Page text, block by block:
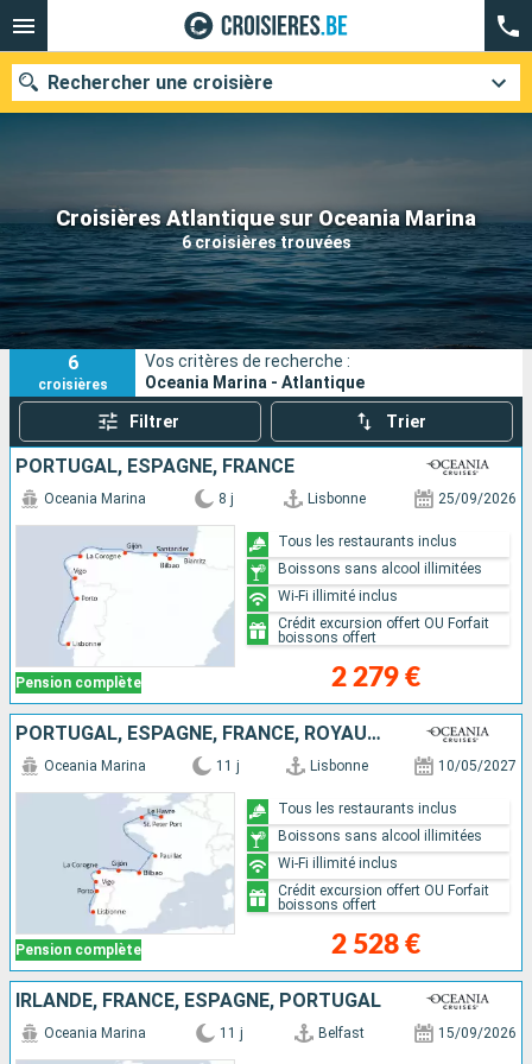
Croisières Atlantique sur Oceania Marina
6 croisières trouvées
Rechercher une croisière
Nos destinations
Mois de départ
Ports Compagnies
Rechercher
6
croisières
Vos critères de recherche :
Oceania Marina - Atlantique
Filtrer Trier
PORTUGAL, ESPAGNE, FRANCE
Pension complète
Oceania Marina 8 j Lisbonne 25/09/2026
2 279 €
Tous les restaurants inclus
Boissons sans alcool illimitées
Wi-Fi illimité inclus
Crédit excursion offert OU Forfait
boissons offert
PORTUGAL, ESPAGNE, FRANCE, ROYAUME-UNI
Pension complète
Oceania Marina 11 j Lisbonne 10/05/2027
2 528 €
Tous les restaurants inclus
Boissons sans alcool illimitées
Wi-Fi illimité inclus
Crédit excursion offert OU Forfait
boissons offert
IRLANDE, FRANCE, ESPAGNE, PORTUGAL
Oceania Marina 11 j Belfast 15/09/2026